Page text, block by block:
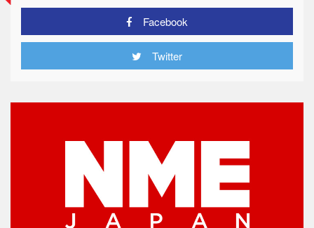
Facebook
Twitter